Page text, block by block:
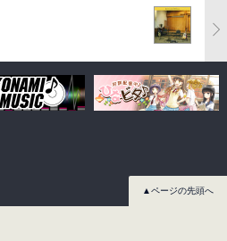
▲ページの先頭へ